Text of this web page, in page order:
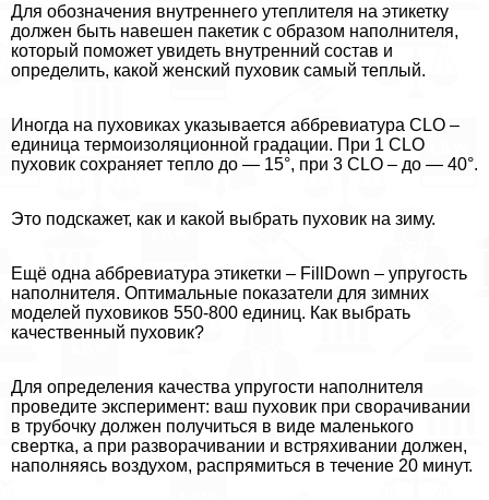
Для обозначения внутреннего утеплителя на этикетку
должен быть навешен пакетик с образом наполнителя,
который поможет увидеть внутренний состав и
определить, какой женский пуховик самый теплый.
Иногда на пуховиках указывается аббревиатура CLO –
единица термоизоляционной градации. При 1 CLO
пуховик сохраняет тепло до — 15°, при 3 CLO – до — 40°.
Это подскажет, как и какой выбрать пуховик на зиму.
Ещё одна аббревиатура этикетки – FillDown – упругость
наполнителя. Оптимальные показатели для зимних
моделей пуховиков 550-800 единиц. Как выбрать
качественный пуховик?
Для определения качества упругости наполнителя
проведите эксперимент: ваш пуховик при сворачивании
в трубочку должен получиться в виде маленького
свертка, а при разворачивании и встряхивании должен,
наполняясь воздухом, распрямиться в течение 20 минут.